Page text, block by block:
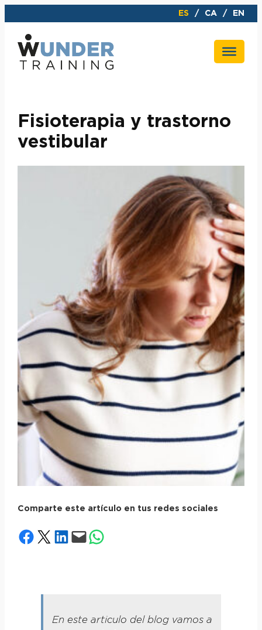
al
contenido
ES CA EN
Fisioterapia y trastorno
vestibular
Comparte este artículo en tus redes sociales
Compartir en Facebook
Compartir en X Compartir en LinkedIn
Envía esta página por correo electrónico
Compartir en WhatsApp
En este articulo del blog vamos a